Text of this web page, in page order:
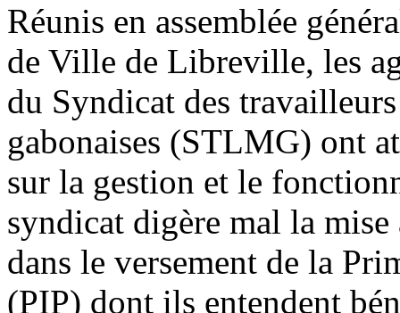
Réunis en assemblée
de Ville de Libreville, les
du Syndicat des
gabonaises (STLMG) ont
sur la gestion et le
syndicat digère mal la mise
dans le versement de la
(PIP) dont ils entendent